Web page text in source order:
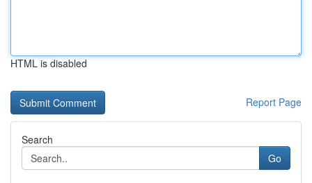
HTML is disabled
Report Page
Search
Go